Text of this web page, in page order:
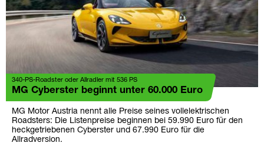
340-PS-Roadster oder Allradler mit 536 PS
MG Cyberster beginnt unter 60.000 Euro
MG Motor Austria nennt alle Preise seines vollelektrischen
Roadsters: Die Listenpreise beginnen bei 59.990 Euro für den
heckgetriebenen Cyberster und 67.990 Euro für die
Allradversion.